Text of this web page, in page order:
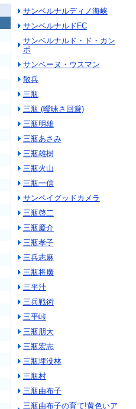
サンベルナルディノ海峡
サンベルナルドFC
サンベルナルド・ド・カン
ポ
サンベーヌ・ウスマン
散兵
三瓶
三瓶 (曖昧さ回避)
三瓶明雄
三瓶あさみ
三瓶雄樹
三瓶火山
三瓶一信
サンペイグッドカメラ
三瓶啓二
三瓶慶介
三瓶孝子
三兵志麻
三瓶将廣
三平汁
三兵戦術
三平峠
三瓶朋大
三瓶宏志
三瓶埋没林
三瓶村
三瓶由布子
三瓶由布子の育て!黄色いア